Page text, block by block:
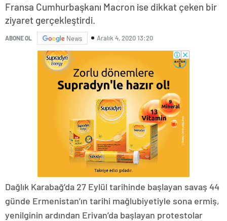
Fransa Cumhurbaşkanı Macron ise dikkat çeken bir
ziyaret gerçekleştirdi.
ABONE OL News Aralık 4, 2020 13:20
Dağlık Karabağ’da 27 Eylül tarihinde başlayan savaş 44
günde Ermenistan’ın tarihi mağlubiyetiyle sona ermiş,
yenilginin ardından Erivan’da başlayan protestolar